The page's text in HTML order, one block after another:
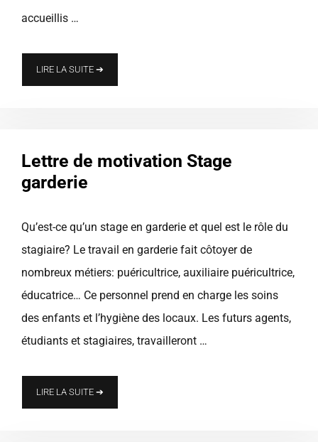
accueillis …
LIRE LA SUITE ➔
Lettre de motivation Stage
garderie
Qu’est-ce qu’un stage en garderie et quel est le rôle du
stagiaire? Le travail en garderie fait côtoyer de
nombreux métiers: puéricultrice, auxiliaire puéricultrice,
éducatrice… Ce personnel prend en charge les soins
des enfants et l’hygiène des locaux. Les futurs agents,
étudiants et stagiaires, travailleront …
LIRE LA SUITE ➔